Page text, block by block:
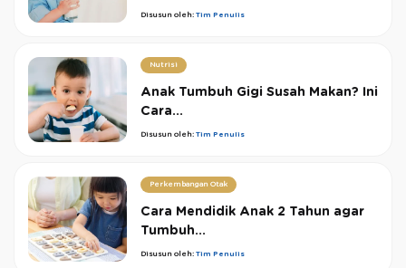
Disusun oleh: Tim Penulis
Nutrisi
Anak Tumbuh Gigi Susah Makan? Ini
Cara...
Disusun oleh: Tim Penulis
Perkembangan Otak
Cara Mendidik Anak 2 Tahun agar
Tumbuh...
Disusun oleh: Tim Penulis